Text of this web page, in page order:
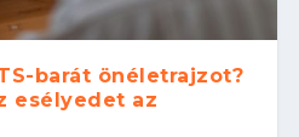
barát önéletrajzot?
esélyedet az